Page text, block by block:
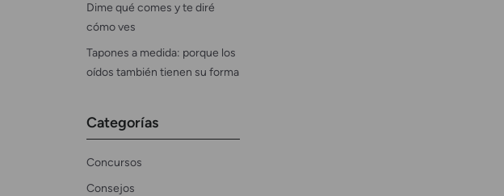
Dime qué comes y te diré
cómo ves
Tapones a medida: porque los
oídos también tienen su forma
Categorías
Concursos
Consejos